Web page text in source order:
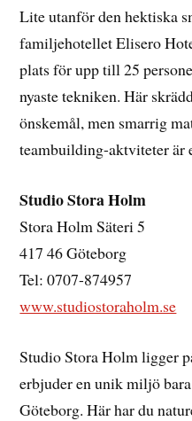
Lite utanför den hektiska
familjehotellet Elisero
plats för upp till 25
nyaste tekniken. Här
önskemål, men smarrig
teambuilding-aktviteter är
Studio Stora Holm
Stora Holm Säteri 5
417 46 Göteborg
Tel: 0707-874957
www.studiostoraholm.se
Studio Stora Holm ligger
erbjuder en unik miljö
Göteborg. Här har du